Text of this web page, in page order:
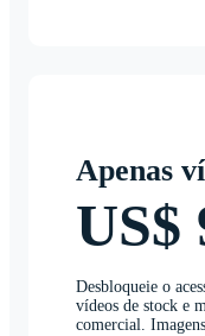
Apenas
US$
Desbloqueie o
vídeos de stock e
comercial.